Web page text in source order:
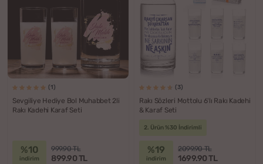
(1)
Sevgiliye Hediye Bol Muhabbet 2li
Rakı Kadehi Karaf Seti
%10
indirim
999.90 TL
899.90 TL
(3)
Rakı Sözleri Mottolu 6'lı Rakı Kadehi
& Karaf Seti
2. Ürün %30 İndirimli
%19
indirim
2099.90 TL
1699.90 TL